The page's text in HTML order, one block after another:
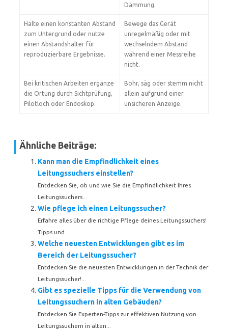
Dämmung.
Halte einen konstanten Abstand
zum Untergrund oder nutze
einen Abstandshalter für
reproduzierbare Ergebnisse.
Bewege das Gerät
unregelmäßig oder mit
wechselndem Abstand
während einer Messreihe
nicht.
Bei kritischen Arbeiten ergänze
die Ortung durch Sichtprüfung,
Pilotloch oder Endoskop.
Bohr, säg oder stemm nicht
allein aufgrund einer
unsicheren Anzeige.
Ähnliche Beiträge:
Kann man die Empfindlichkeit eines
Leitungssuchers einstellen?
Entdecken Sie, ob und wie Sie die Empfindlichkeit Ihres
Leitungssuchers...
Wie pflege ich einen Leitungssucher?
Erfahre alles über die richtige Pflege deines Leitungssuchers!
Tipps und...
Welche neuesten Entwicklungen gibt es im
Bereich der Leitungssucher?
Entdecken Sie die neuesten Entwicklungen in der Technik der
Leitungssucher!...
Gibt es spezielle Tipps für die Verwendung von
Leitungssuchern in alten Gebäuden?
Entdecken Sie Experten-Tipps zur effektiven Nutzung von
Leitungssuchern in alten...